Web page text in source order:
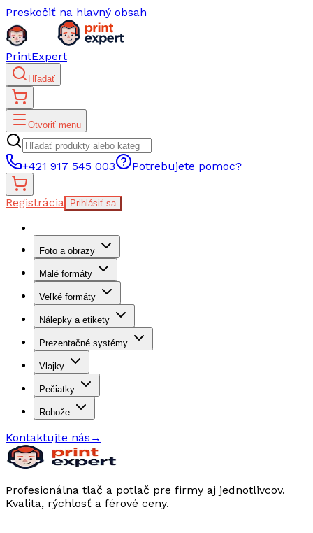
Preskočiť na hlavný obsah
PrintExpert
Hľadať
Otvoriť menu
+421 917 545 003 Potrebujete pomoc?
Registrácia Prihlásiť sa
Foto a obrazy
Malé formáty
Veľké formáty
Nálepky a etikety
Prezentačné systémy
Vlajky
Pečiatky
Rohože
Kontaktujte nás →
Profesionálna tlač a potlač pre firmy aj jednotlivcov.
Kvalita, rýchlosť a férové ceny.